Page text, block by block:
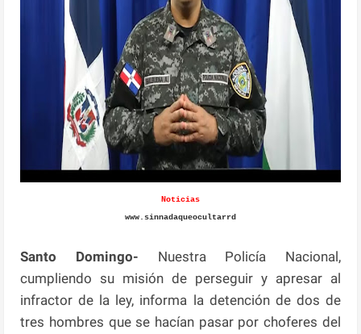
Noticias
www.sinnadaqueocultarrd
Santo Domingo- Nuestra Policía Nacional,
cumpliendo su misión de perseguir y apresar al
infractor de la ley, informa la detención de dos de
tres hombres que se hacían pasar por choferes del